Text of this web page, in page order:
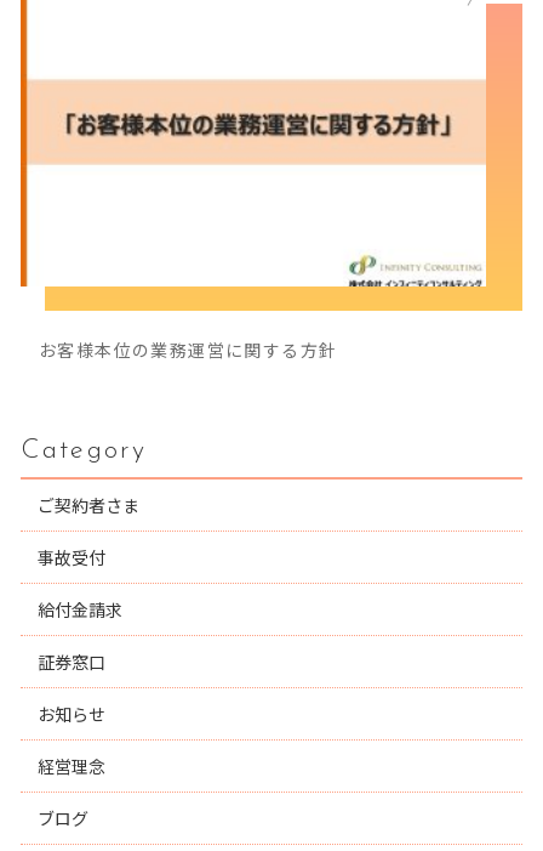
お客様本位の業務運営に関する方針
Category
ご契約者さま
事故受付
給付金請求
証券窓口
お知らせ
経営理念
ブログ